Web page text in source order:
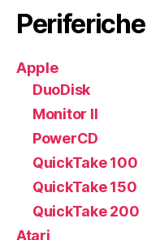
Periferiche
Apple
DuoDisk
Monitor II
PowerCD
QuickTake 100
QuickTake 150
QuickTake 200
Atari